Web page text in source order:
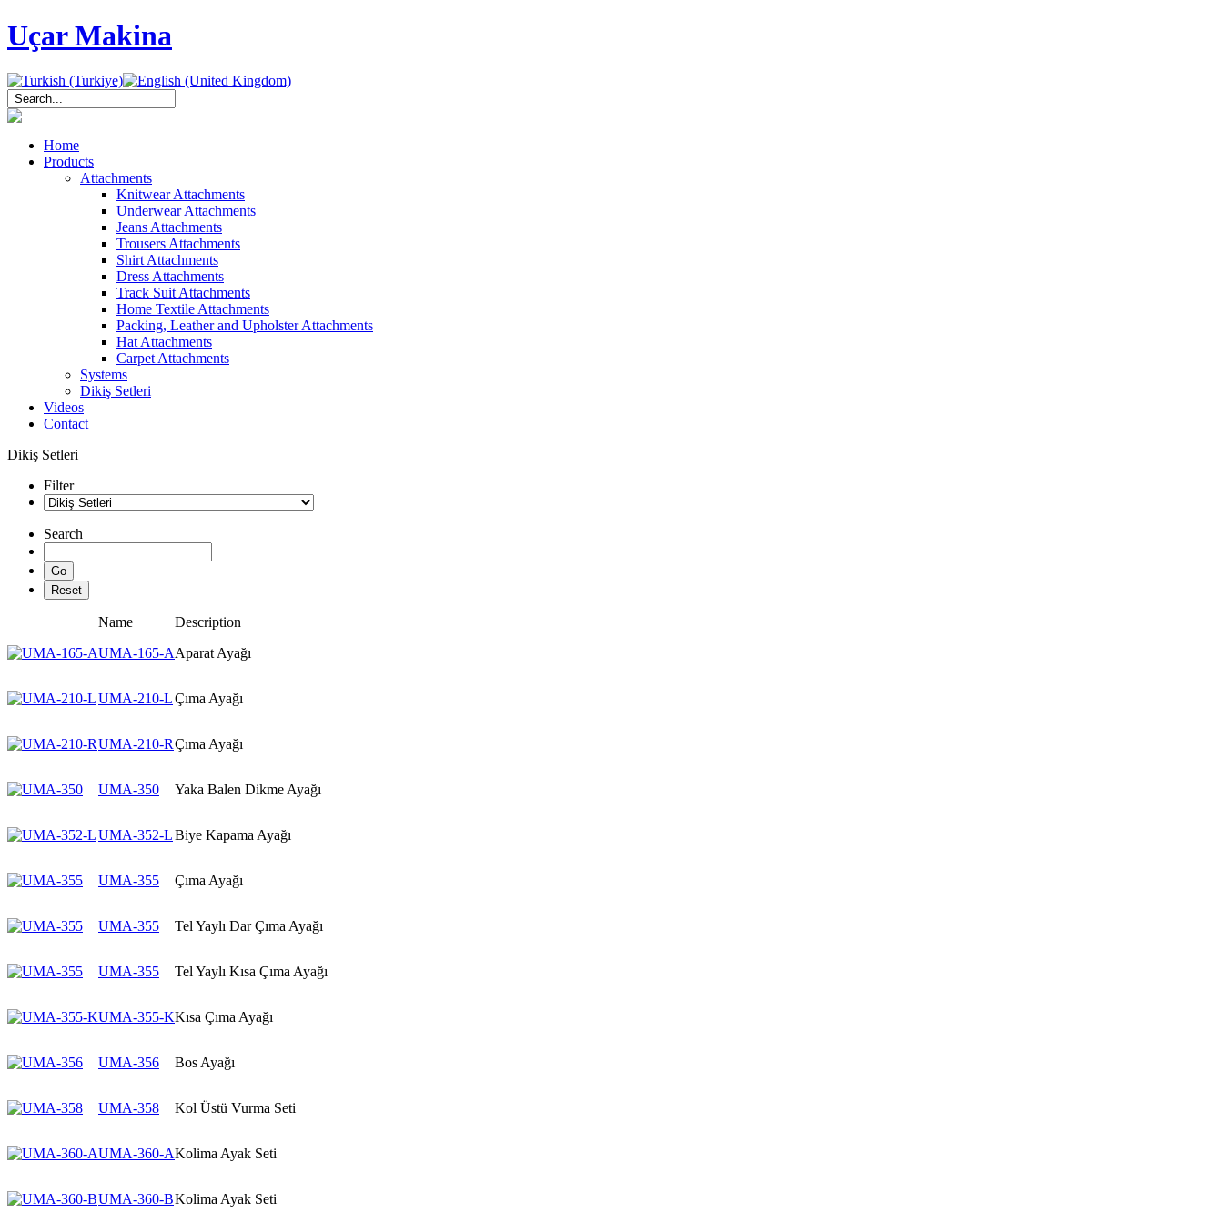
Uçar Makina
Home
Products
Attachments
Knitwear Attachments
Underwear Attachments
Jeans Attachments
Trousers Attachments
Shirt Attachments
Dress Attachments
Track Suit Attachments
Home Textile Attachments
Packing, Leather and Upholster Attachments
Hat Attachments
Carpet Attachments
Systems
Dikiş Setleri
Videos
Contact
Dikiş Setleri
Filter
Search
Name
Description
UMA-165-AAparat Ayağı
UMA-210-LÇıma Ayağı
UMA-210-RÇıma Ayağı
UMA-350 Yaka Balen Dikme Ayağı
UMA-352-LBiye Kapama Ayağı
UMA-355 Çıma Ayağı
UMA-355 Tel Yaylı Dar Çıma Ayağı
UMA-355 Tel Yaylı Kısa Çıma Ayağı
UMA-355-KKısa Çıma Ayağı
UMA-356 Bos Ayağı
UMA-358 Kol Üstü Vurma Seti
UMA-360-AKolima Ayak Seti
UMA-360-BKolima Ayak Seti